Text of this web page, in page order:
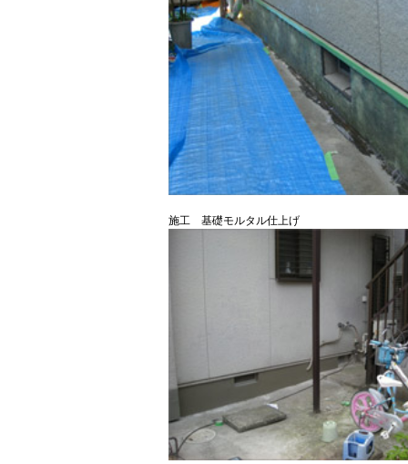
施工 基礎モルタル仕上げ